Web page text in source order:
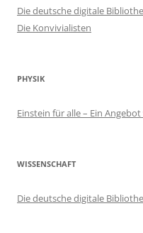
Die deutsche digitale
Die Konvivialisten
PHYSIK
Einstein für alle – Ein
WISSENSCHAFT
Die deutsche digitale